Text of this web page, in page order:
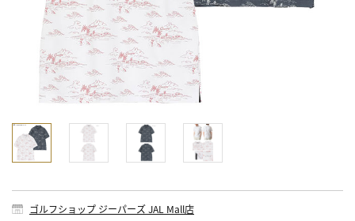
ゴルフショップ ジーパーズ JAL Mall店